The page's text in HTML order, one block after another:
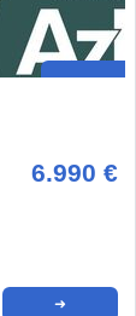
6.990 €
➜